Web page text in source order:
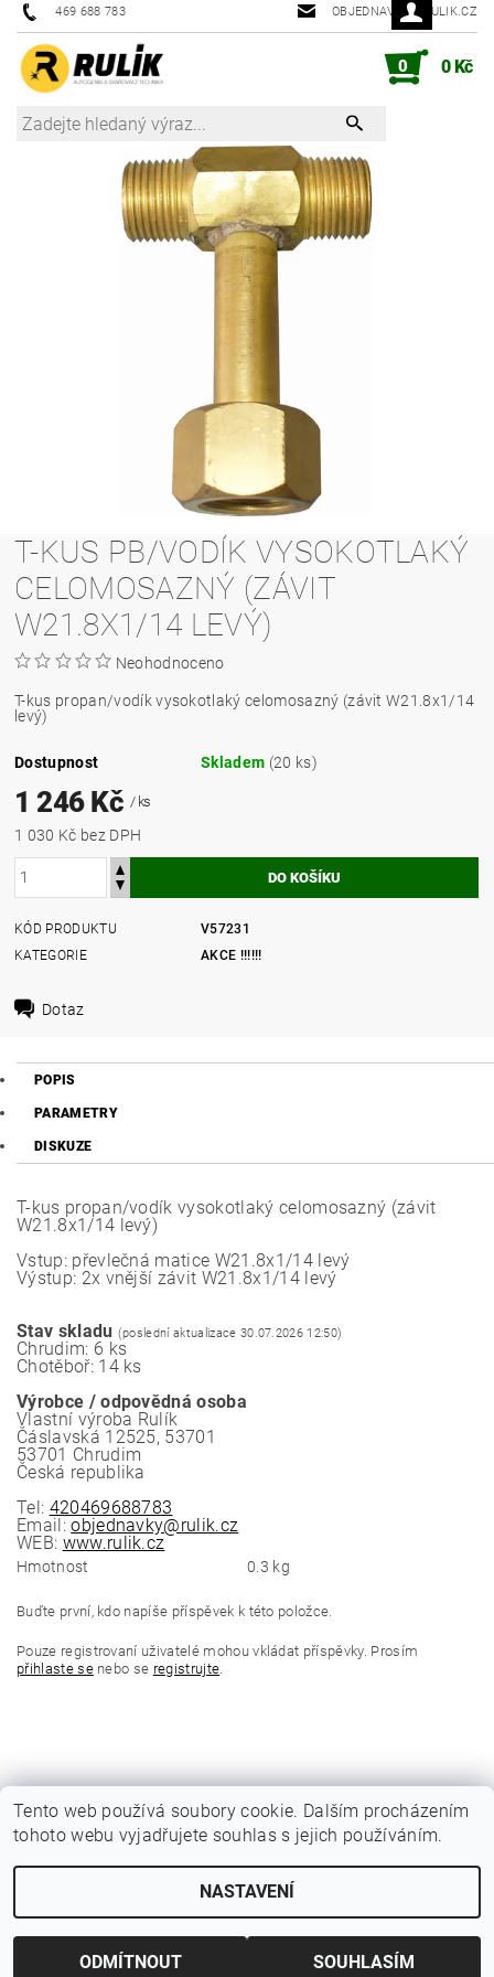
469 688 783 OBJEDNAVKY@RULIK.CZ
0 0 Kč
T-KUS PB/VODÍK VYSOKOTLAKÝ
CELOMOSAZNÝ (ZÁVIT
W21.8X1/14 LEVÝ)
Neohodnoceno
T-kus propan/vodík vysokotlaký celomosazný (závit W21.8x1/14
levý)
Dostupnost Skladem (20 ks)
1 246 Kč / ks
1 030 Kč bez DPH
KÓD PRODUKTU
V57231
KATEGORIE
AKCE !!!!!!
Dotaz
POPIS
PARAMETRY
DISKUZE
T-kus propan/vodík vysokotlaký celomosazný (závit
W21.8x1/14 levý)
Vstup: převlečná matice W21.8x1/14 levý
Výstup: 2x vnější závit W21.8x1/14 levý
Stav skladu (poslední aktualizace 30.07.2026 12:50)
Chrudim: 6 ks
Chotěboř: 14 ks
Výrobce / odpovědná osoba
Vlastní výroba Rulík
Čáslavská 12525, 53701
53701 Chrudim
Česká republika
Tel: 420469688783
Email:objednavky@rulik.cz
WEB: www.rulik.cz
Hmotnost 0.3 kg
Buďte první, kdo napíše příspěvek k této položce.
Pouze registrovaní uživatelé mohou vkládat příspěvky. Prosím
přihlaste senebo se registrujte.
Katalogy Autogen Chotěboř Původní eshop rulik.cz
2026 © Jiří Rulík Chrudim, všechna práva vyhrazenaUpravit nastavení cookies
Tento web používá soubory cookie. Dalším procházením
tohoto webu vyjadřujete souhlas s jejich používáním.
NASTAVENÍ
ODMÍTNOUT SOUHLASÍM